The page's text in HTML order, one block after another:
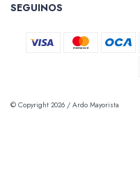
SEGUINOS
© Copyright 2026 / Ardo Mayorista